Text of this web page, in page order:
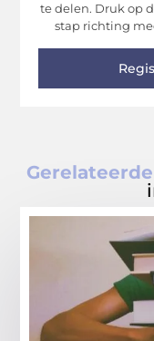
te delen. Druk op
stap richting